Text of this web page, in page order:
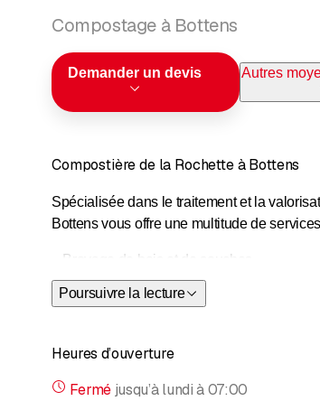
Compostage à Bottens
Demander un devis Autres
Compostière de la Rochette à Bottens
Spécialisée dans le traitement et la
Bottens vous offre une multitude de
– Broyage de bois et de souches
– Vente de compost et terre végétale de
– Préparation de tous types de mélanges
Poursuivre la lecture
Heures d’ouverture
Fermé jusqu’à lundi à 07:00